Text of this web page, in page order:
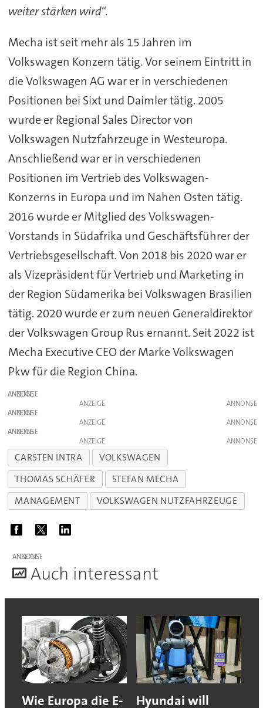
weiter stärken wird“.
Mecha ist seit mehr als 15 Jahren im
Volkswagen Konzern tätig. Vor seinem Eintritt in
die Volkswagen AG war er in verschiedenen
Positionen bei Sixt und Daimler tätig. 2005
wurde er Regional Sales Director von
Volkswagen Nutzfahrzeuge in Westeuropa.
Anschließend war er in verschiedenen
Positionen im Vertrieb des Volkswagen-
Konzerns in Europa und im Nahen Osten tätig.
2016 wurde er Mitglied des Volkswagen-
Vorstands in Südafrika und Geschäftsführer der
Vertriebsgesellschaft. Von 2018 bis 2020 war er
als Vizepräsident für Vertrieb und Marketing in
der Region Südamerika bei Volkswagen Brasilien
tätig. 2020 wurde er zum neuen Generaldirektor
der Volkswagen Group Rus ernannt. Seit 2022 ist
Mecha Executive CEO der Marke Volkswagen
Pkw für die Region China.
ANZEIGE
ANZEIGE
ANZEIGE
ANZEIGE
ANZEIGE
ANZEIGE
CARSTEN INTRA
VOLKSWAGEN
THOMAS SCHÄFER
STEFAN MECHA
MANAGEMENT
VOLKSWAGEN NUTZFAHRZEUGE
ANZEIGE
Auch interessant
Wie Europa die E- Hyundai will